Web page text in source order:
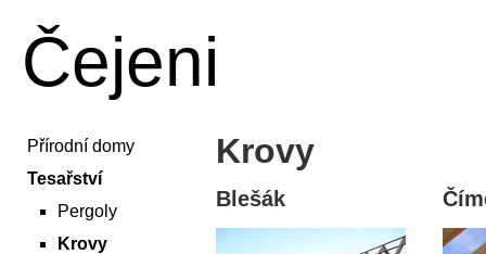
Čejeni
Přírodní domy
Tesařství
Pergoly
Krovy
Krovy
Blešák